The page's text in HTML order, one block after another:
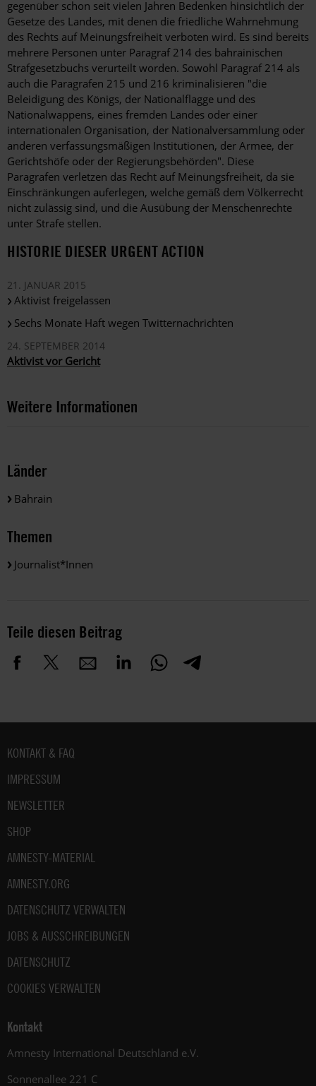
gegenüber schon seit vielen Jahren Bedenken hinsichtlich der
Gesetze des Landes, mit denen die friedliche Wahrnehmung
des Rechts auf Meinungsfreiheit verboten wird. Es sind bereits
mehrere Personen unter Paragraf 214 des bahrainischen
Strafgesetzbuchs verurteilt worden. Sowohl Paragraf 214 als
auch die Paragrafen 215 und 216 kriminalisieren "die
Beleidigung des Königs, der Nationalflagge und des
Nationalwappens, eines fremden Landes oder einer
internationalen Organisation, der Nationalversammlung oder
anderen verfassungsmäßigen Institutionen, der Armee, der
Gerichtshöfe oder der Regierungsbehörden". Diese
Paragrafen verletzen das Recht auf Meinungsfreiheit, da sie
Einschränkungen auferlegen, welche gemäß dem Völkerrecht
nicht zulässig sind, und die Ausübung der Menschenrechte
unter Strafe stellen.
HISTORIE DIESER URGENT ACTION
21. JANUAR 2015
Aktivist freigelassen
Sechs Monate Haft wegen Twitternachrichten
24. SEPTEMBER 2014
Aktivist vor Gericht
Weitere Informationen
Länder
Bahrain
Themen
Journalist*innen
Teile diesen Beitrag
Fußbereich
KONTAKT & FAQ
IMPRESSUM
NEWSLETTER
SHOP
AMNESTY-MATERIAL
AMNESTY.ORG
DATENSCHUTZ VERWALTEN
JOBS & AUSSCHREIBUNGEN
DATENSCHUTZ
COOKIES VERWALTEN
Kontakt
Amnesty International Deutschland e.V.
Sonnenallee 221 C